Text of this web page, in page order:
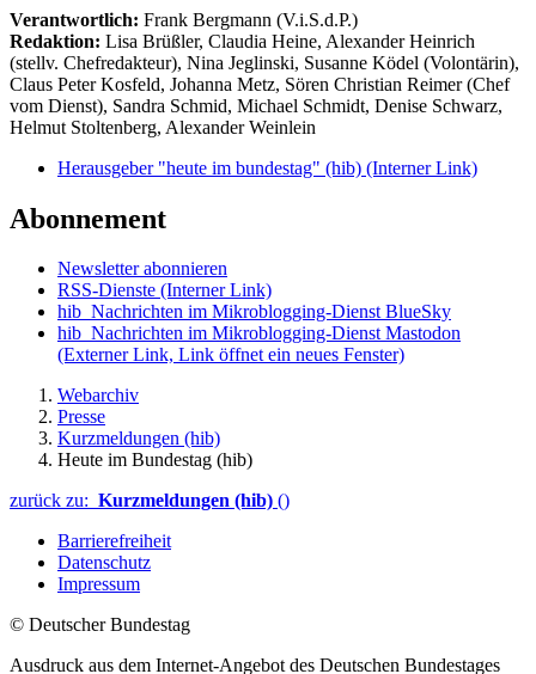
Verantwortlich: Frank Bergmann (V.i.S.d.P.)
Redaktion: Lisa Brüßler, Claudia Heine, Alexander Heinrich
(stellv. Chefredakteur), Nina Jeglinski, Susanne Ködel (Volontärin),
Claus Peter Kosfeld, Johanna Metz, Sören Christian Reimer (Chef
vom Dienst), Sandra Schmid, Michael Schmidt, Denise Schwarz,
Helmut Stoltenberg, Alexander Weinlein
Herausgeber "heute im bundestag" (hib) (Interner Link)
Abonnement
Newsletter abonnieren
RSS-Dienste (Interner Link)
hib_Nachrichten im Mikroblogging-Dienst BlueSky
hib_Nachrichten im Mikroblogging-Dienst Mastodon
(Externer Link, Link öffnet ein neues Fenster)
Webarchiv
Presse
Kurzmeldungen (hib)
Heute im Bundestag (hib)
zurück zu: Kurzmeldungen (hib) ()
Barrierefreiheit
Datenschutz
Impressum
© Deutscher Bundestag
Ausdruck aus dem Internet-Angebot des Deutschen Bundestages